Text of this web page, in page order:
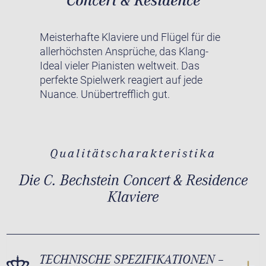
Meisterhafte Klaviere und Flügel für die
allerhöchsten Ansprüche, das Klang-
Ideal vieler Pianisten weltweit. Das
perfekte Spielwerk reagiert auf jede
Nuance. Unübertrefflich gut.
Qualitätscharakteristika
Die C. Bechstein Concert & Residence
Klaviere
TECHNISCHE SPEZIFIKATIONEN –